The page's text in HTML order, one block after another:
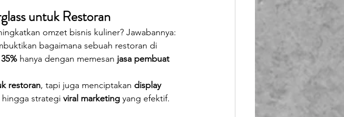
Air Box Motor Delivery
Talang Air Fiberglass
untuk Restoran
omzet bisnis kuliner? Jawabannya:
bagaimana sebuah restoran di
35% hanya dengan memesan jasa pembuat
restoran, tapi juga menciptakan display
strategi viral marketing yang efektif.